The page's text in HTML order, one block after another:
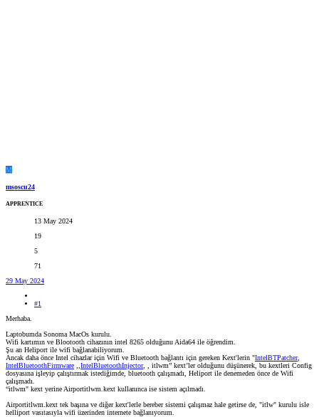
M
msoscu24
APPRENTICE
13 May 2024
19
5
71
29 May 2024
#1
Merhaba.
Laptobumda Sonoma MacOs kurulu.
Wifi kartımın ve Blootooth cihazının intel 8265 olduğunu Aida64 ile öğrendim.
Şu an Heliport ile wifi bağlanabiliyorum.
Ancak daha önce Intel cihazlar için Wifi ve Bluetooth bağlantı için gereken Kext'lerin "IntelBTPatcher,
IntelBluetoothFirmware
IntelBluetoothInjector, , itlwm” kext’ler olduğunu düşünerek, bu kextleri Config
dosyasına işleyip çalıştırmak istediğimde, bluetooth çalışmadı, Heliport ile denemeden önce de Wifi
çalışmadı.
“itlwm" kext yerine Airportitlwm.kext kullanınca ise sistem açılmadı.
Airportitlwm.kext tek başına ve diğer kext'lerle bereber sistemi çalışmaz hale getirse de, "itlw" kurulu isle
helliport vasıtasıyla wifi üzerinden internete bağlanıyorum.